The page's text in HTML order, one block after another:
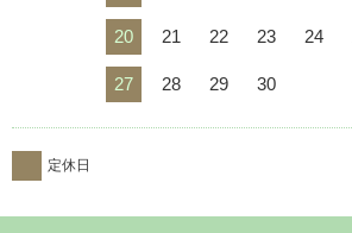
20 21 22 23 24
27 28 29 30
定休日